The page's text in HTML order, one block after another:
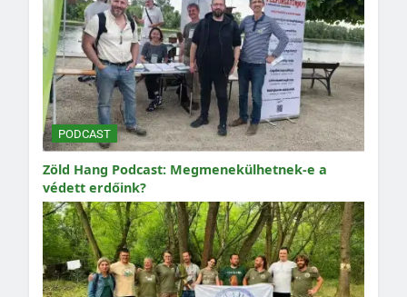
PODCAST
Zöld Hang Podcast: Megmenekülhetnek-e a
védett erdőink?